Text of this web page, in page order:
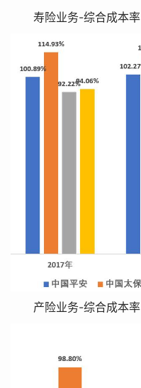
寿险业务-综合成本率
产险业务-综合成本率